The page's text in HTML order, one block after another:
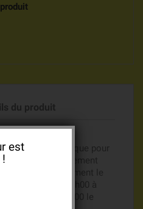
du produit
une aide technique pour
de remplacement
Appelez directement le
de 8h00 à
et de 8h00 à 12h00 le
est